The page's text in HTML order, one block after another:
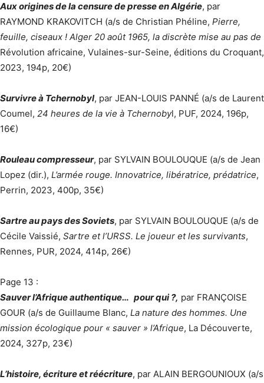
Aux origines de la censure de presse en Algérie, par
RAYMOND KRAKOVITCH (a/s de Christian Phéline, Pierre,
feuille, ciseaux ! Alger 20 août 1965, la discrète mise au pas de
Révolution africaine, Vulaines-sur-Seine, éditions du Croquant,
2023, 194p, 20€)
Survivre à Tchernobyl, par JEAN-LOUIS PANNÉ (a/s de Laurent
Coumel, 24 heures de la vie à Tchernobyl, PUF, 2024, 196p,
16€)
Rouleau compresseur, par SYLVAIN BOULOUQUE (a/s de Jean
Lopez (dir.), L’armée rouge. Innovatrice, libératrice, prédatrice,
Perrin, 2023, 400p, 35€)
Sartre au pays des Soviets, par SYLVAIN BOULOUQUE (a/s de
Cécile Vaissié, Sartre et l’URSS. Le joueur et les survivants,
Rennes, PUR, 2024, 414p, 26€)
Page 13 :
Sauver l’Afrique authentique… pour qui ?, par FRANÇOISE
GOUR (a/s de Guillaume Blanc, La nature des hommes. Une
mission écologique pour « sauver » l’Afrique, La Découverte,
2024, 327p, 23€)
L’histoire, écriture et réécriture, par ALAIN BERGOUNIOUX (a/s